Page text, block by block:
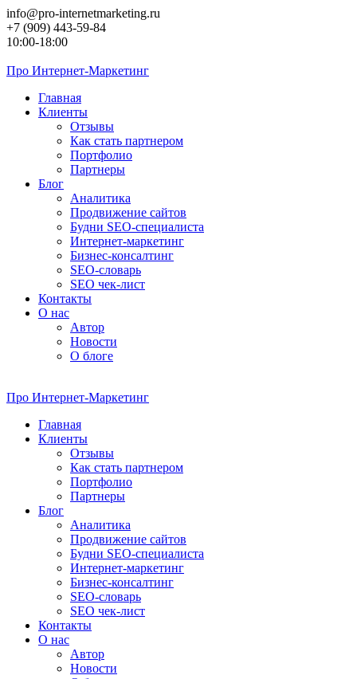
Перейти
к
контенту
info@pro-internetmarketing.ru
+7 (909) 443-59-84
10:00-18:00
Про Интернет-Маркетинг
Главная
Клиенты
Отзывы
Как стать партнером
Портфолио
Партнеры
Блог
Аналитика
Продвижение сайтов
Будни SEO-специалиста
Интернет-маркетинг
Бизнес-консалтинг
SEO-словарь
SEO чек-лист
Контакты
О нас
Автор
Новости
О блоге
Про Интернет-Маркетинг
Главная
Клиенты
Отзывы
Как стать партнером
Портфолио
Партнеры
Блог
Аналитика
Продвижение сайтов
Будни SEO-специалиста
Интернет-маркетинг
Бизнес-консалтинг
SEO-словарь
SEO чек-лист
Контакты
О нас
Автор
Новости